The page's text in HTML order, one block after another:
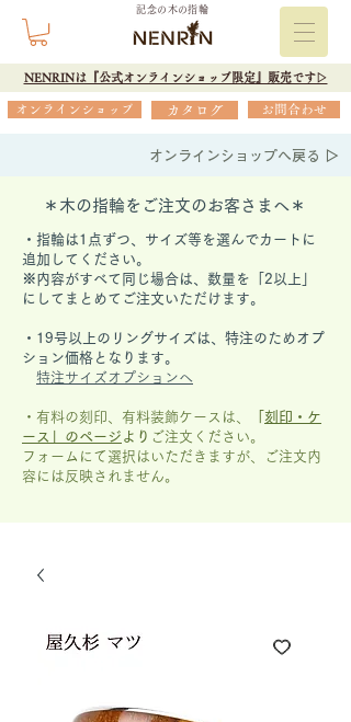
記念の木の指輪
NENRINは『公式オンラインショップ限定』販売です▷
オンラインショップ カタログ お問合わせ
オンラインショップへ戻る ▷
＊木の指輪をご注文のお客さまへ＊
・指輪は1点ずつ、サイズ等を選んでカートに
追加してください。
※内容がすべて同じ場合は、数量を「2以上」
にしてまとめてご注文いただけます。
​・19号以上のリングサイズは、特注のためオプ
ション価格となります。
特注サイズオプションへ
・有料の刻印、有料装飾ケースは、
刻印・ケ
ース」のページ より ご注文ください。
フォームにて選択はいただきますが、
ご注文内
容には反映されません。